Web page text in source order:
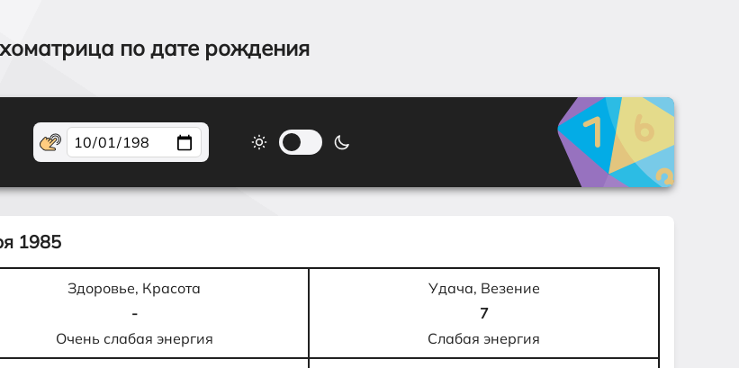
по дате рождения
1985
Здоровье, Красота
-
Очень слабая энергия
Удача, Везение
7
Слабая энергия